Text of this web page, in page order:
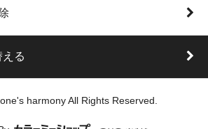
る
harmony All Rights Reserved.